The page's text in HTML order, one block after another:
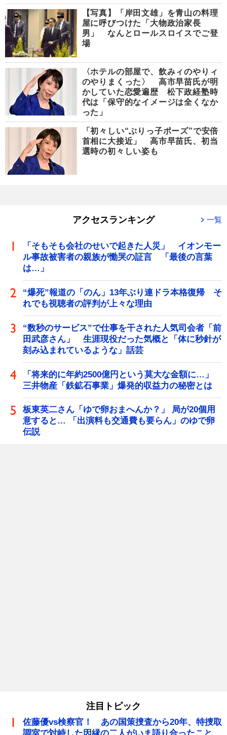
【写真】「岸田文雄」を青山の料理
屋に呼びつけた「大物政治家長
男」 なんとロールスロイスでご登
場
〈ホテルの部屋で、飲みィのやりィ
のやりまくった〉 高市早苗氏が明
かしていた恋愛遍歴 松下政経塾時
代は「保守的なイメージは全くなか
った」
「初々しい“ぶりっ子ポーズ”で安倍
首相に大接近」 高市早苗氏、初当
選時の初々しい姿も
アクセスランキング 一覧
「そもそも会社のせいで起きた人災」 イオンモー
ル事故被害者の親族が慟哭の証言 「最後の言葉
は…」
“爆死”報道の「のん」13年ぶり連ドラ本格復帰 そ
れでも視聴者の評判が上々な理由
“数秒のサービス”で仕事を干された人気司会者「前
田武彦さん」 生涯現役だった気概と「体に秒針が
刻み込まれているような」話芸
「将来的に年約2500億円という莫大な金額に…」
三井物産「鉄鉱石事業」爆発的収益力の秘密とは
板東英二さん「ゆで卵おまへんか？」 局が20個用
意すると… 「出演料も交通費も要らん」のゆで卵
伝説
注目トピック
佐藤優vs検察官！ あの国策捜査から20年、特捜取